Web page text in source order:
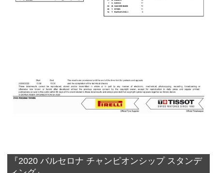
『2020 バルセロナ チャンピオンシップ スタンデ